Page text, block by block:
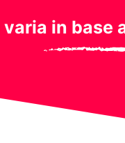
varia in